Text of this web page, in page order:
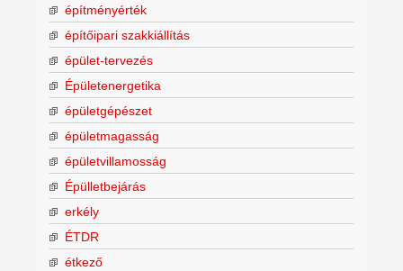
építményérték
építőipari szakkiállítás
épület-tervezés
Épületenergetika
épületgépészet
épületmagasság
épületvillamosság
Épülletbejárás
erkély
ÉTDR
étkező